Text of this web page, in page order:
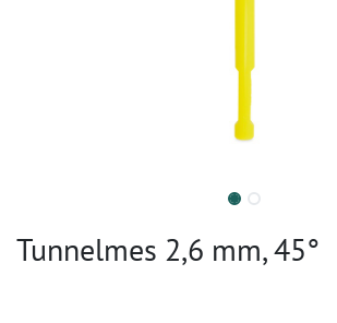
Tunnelmes 2,6 mm, 45°